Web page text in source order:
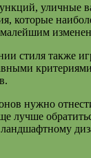
уличные
которые
стиля также
нужно
лучше